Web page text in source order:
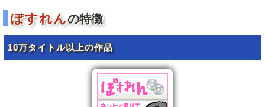
ぽすれんの特徴
10万タイトル以上の作品